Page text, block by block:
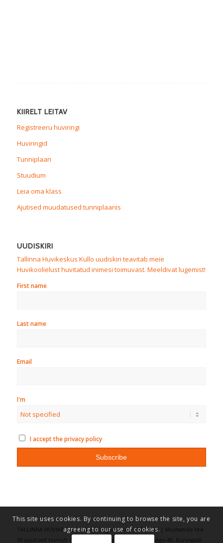
KIIRELT LEITAV
Registreeru huviringi
Huviringid
Tunniplaan
Stuudium
Leia oma klass
Ajutised muudatused tunniplaanis
UUDISKIRI
Tallinna Huvikeskus Kullo uudiskiri teavitab meie
Huvikoolielust huvitatud inimesi toimuvast. Meeldivat lugemist!
First name
Last name
Email
I'm
I accept the privacy policy
TALLINNA HUVIKESKUS KULLO, registrikood: 75016486 | Mustamäe tee
59 (ajutiselt toimub õppetöö aadressitel: Vilde 69, Räägu 49, Kuninga6)
This site uses cookies. By continuing to browse the site, you are
agreeing to our use of cookies.